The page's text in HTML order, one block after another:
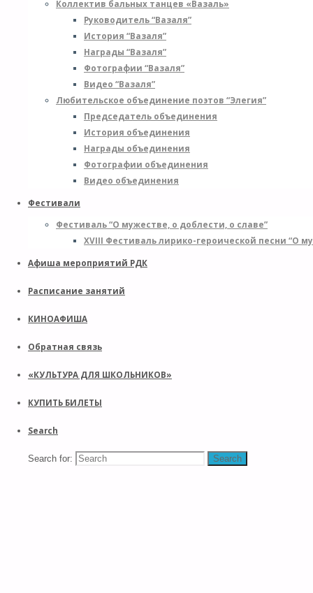
Коллектив бальных танцев «Вазаль»
Руководитель “Вазаля”
История “Вазаля”
Награды “Вазаля”
Фотографии “Вазаля”
Видео “Вазаля”
Любительское объединение поэтов “Элегия”
Председатель объединения
История объединения
Награды объединения
Фотографии объединения
Видео объединения
Фестивали
Фестиваль “О мужестве, о доблести, о славе”
XVIII Фестиваль лирико-героической песни “О
Афиша мероприятий РДК
Расписание занятий
КИНОАФИША
Обратная связь
«КУЛЬТУРА ДЛЯ ШКОЛЬНИКОВ»
КУПИТЬ БИЛЕТЫ
Search
Search for: Search